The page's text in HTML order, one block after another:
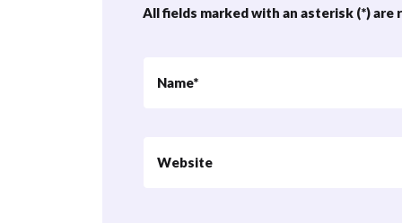
All fields marked with an asterisk (*) are